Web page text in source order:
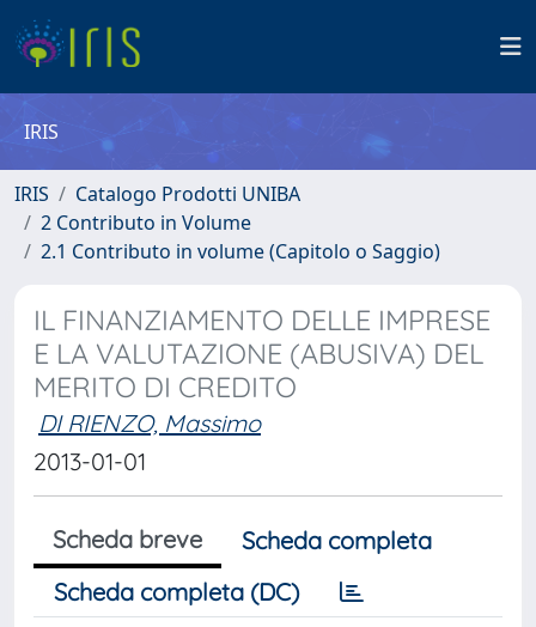
IRIS
IRIS
Catalogo Prodotti UNIBA
2 Contributo in Volume
2.1 Contributo in volume (Capitolo o Saggio)
IL FINANZIAMENTO DELLE IMPRESE
E LA VALUTAZIONE (ABUSIVA) DEL
MERITO DI CREDITO
DI RIENZO, Massimo
2013-01-01
Scheda breve
Scheda completa
Scheda completa (DC)